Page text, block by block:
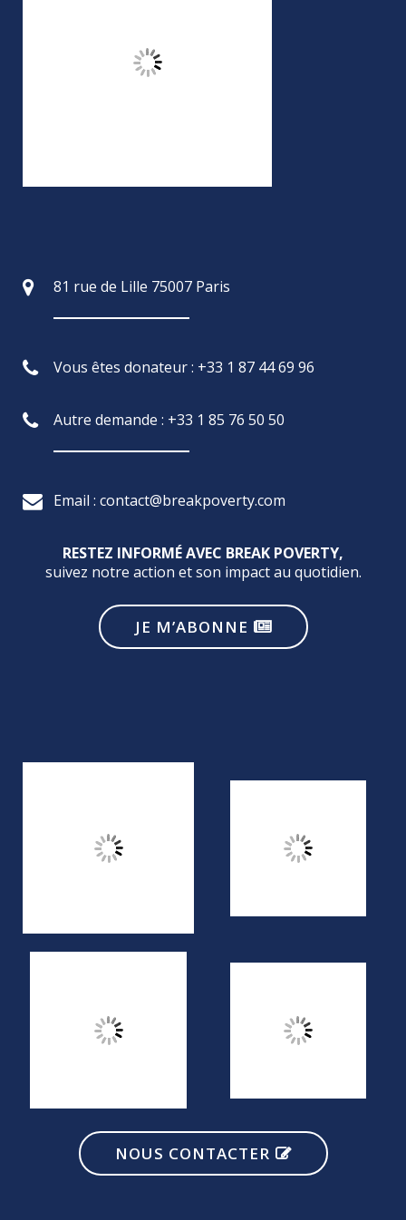
81 rue de Lille 75007 Paris
Vous êtes donateur : +33 1 87 44 69 96
Autre demande : +33 1 85 76 50 50
Email : contact@breakpoverty.com
RESTEZ INFORMÉ AVEC BREAK POVERTY,
suivez notre action et son impact au quotidien.
JE M’ABONNE
NOUS CONTACTER